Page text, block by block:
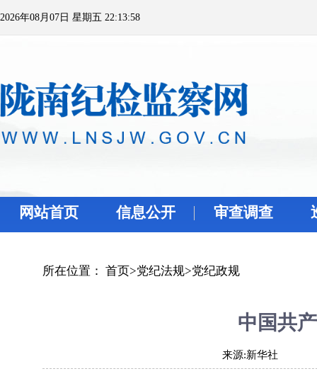
2026年08月07日 星期五 22:13:58
网站首页 信息公开 审查调查
所在位置： 首页>党纪法规>党纪政规
中国共
来源:新华社